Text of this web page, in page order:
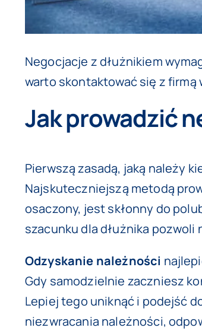
Negocjacje z dłużnikiem
warto skontaktować się z
Jak prowadzić
Pierwszą zasadą, jaką należy
Najskuteczniejszą metodą
osaczony, jest skłonny do
szacunku dla dłużnika
Odzyskanie należności
Gdy samodzielnie zaczniesz
Lepiej tego uniknąć i podejść
niezwracania należności,